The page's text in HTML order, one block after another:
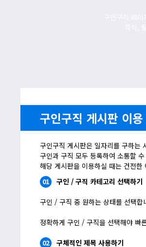
구인구직 게시판 이
구인구직 게시판은 일자리를 구하는
구인과 구직 모두 등록하여 소통할
해당 게시판을 이용하실 때는 건전
01
구인 / 구직 카테고리 선택하기
구인 / 구직 중 원하는 상태를 선택합
정확하게 구인 / 구직을 선택해야 빠
02 구체적인 제목 사용하기